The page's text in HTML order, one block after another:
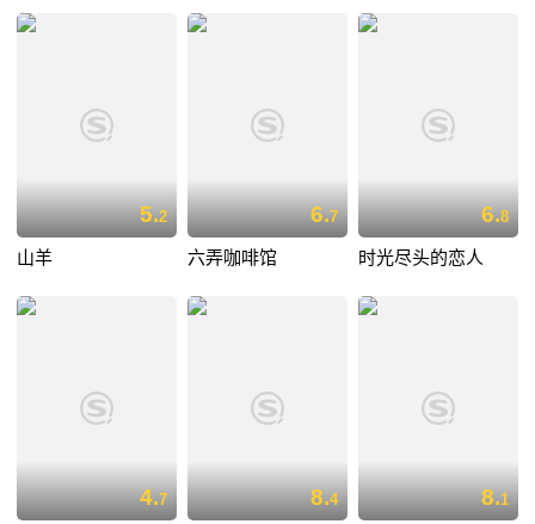
5.2
山羊
6.7
六弄咖啡馆
6.8
时光尽头的恋人
4.7 8.4 8.1